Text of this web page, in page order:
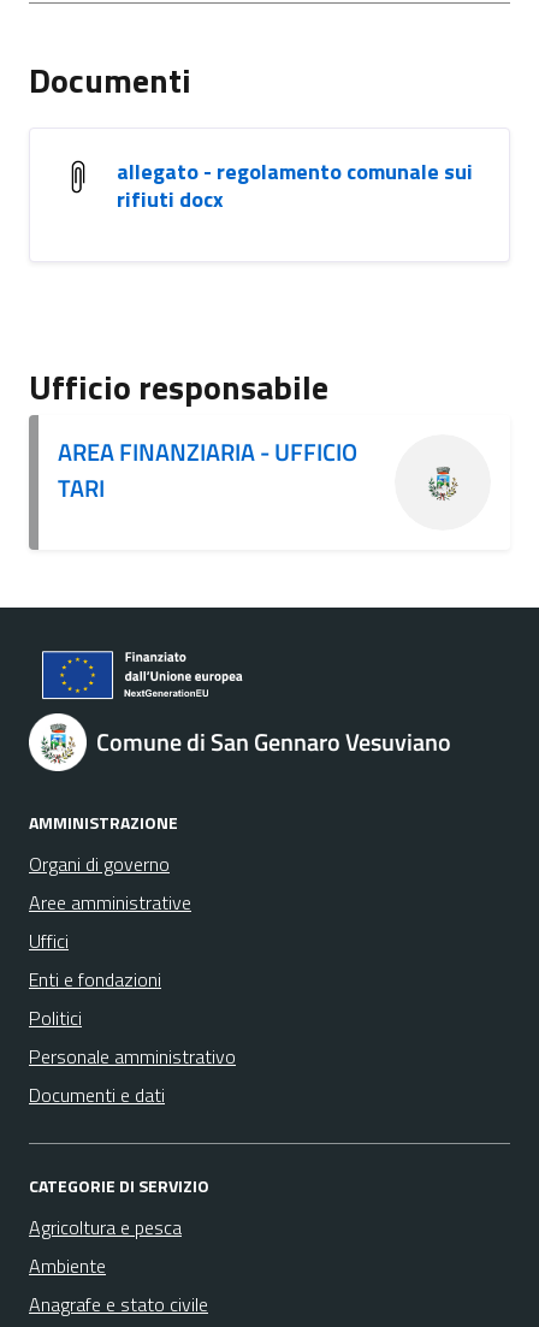
Documenti
allegato - regolamento comunale sui
rifiuti docx
Ufficio responsabile
AREA FINANZIARIA - UFFICIO
TARI
Comune di San Gennaro Vesuviano
AMMINISTRAZIONE
Organi di governo
Aree amministrative
Uffici
Enti e fondazioni
Politici
Personale amministrativo
Documenti e dati
CATEGORIE DI SERVIZIO
Agricoltura e pesca
Ambiente
Anagrafe e stato civile